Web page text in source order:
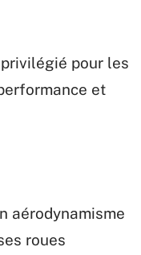
pour les
et
aérodynamisme
roues